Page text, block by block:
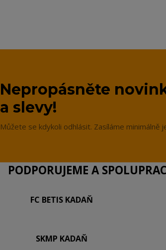
Nepropásněte
a slevy!
Můžete se kdykoli odhlásit. Zasíláme minimálně
PODPORUJEME A
FC BETIS KADAŇ
SKMP KADAŇ